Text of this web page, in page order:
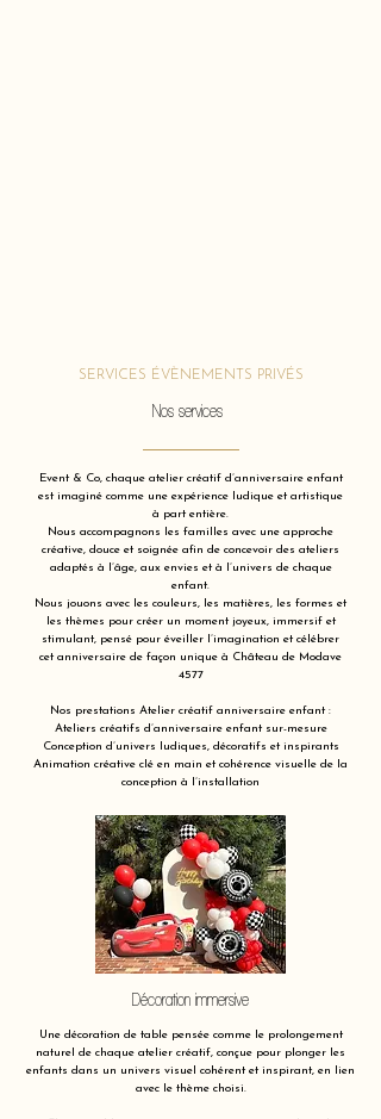
SERVICES ÉVÈNEMENTS PRIVÉS
Nos services
Event & Co, chaque atelier créatif d’anniversaire enfant
est imaginé comme une expérience ludique et artistique
à part entière.
Nous accompagnons les familles avec une approche
créative, douce et soignée afin de concevoir des ateliers
adaptés à l’âge, aux envies et à l’univers de chaque
enfant.
Nous jouons avec les couleurs, les matières, les formes et
les thèmes pour créer un moment joyeux, immersif et
stimulant, pensé pour éveiller l’imagination et célébrer
cet anniversaire de façon unique à Château de Modave
4577
Nos prestations Atelier créatif anniversaire enfant :
Ateliers créatifs d’anniversaire enfant sur-mesure
Conception d’univers ludiques, décoratifs et inspirants
Animation créative clé en main et cohérence visuelle de la
conception à l’installation
Décoration immersive
Une décoration de table pensée comme le prolongement
naturel de chaque atelier créatif, conçue pour plonger les
enfants dans un univers visuel cohérent et inspirant, en lien
avec le thème choisi.